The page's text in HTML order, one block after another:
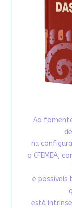
Ao
na
o CFEMEA,
e possíveis
está